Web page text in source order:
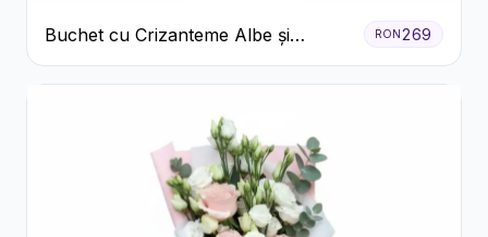
Buchet cu Crizanteme Albe și
Galbene
RON 269